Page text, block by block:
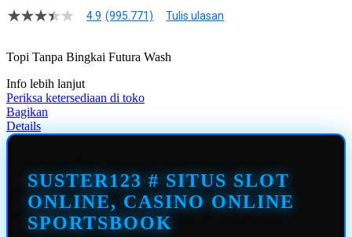
4.9
bintang,
rating
rata-
rata.
Read
13
Reviews.
halaman
yang
sama.
4.9 (995.771) Tulis ulasan
Topi Tanpa Bingkai Futura Wash
Info lebih lanjut
Periksa ketersediaan di toko
Bagikan
Details
SUSTER123 # SITUS SLOT
ONLINE, CASINO ONLINE
SPORTSBOOK